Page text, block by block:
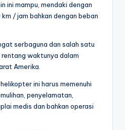
ini mampu, mendaki dengan
/ jam bahkan dengan beban
serbaguna dan salah satu
waktunya dalam
Amerika.
ini harus memenuhi
penyelamatan,
medis dan bahkan operasi